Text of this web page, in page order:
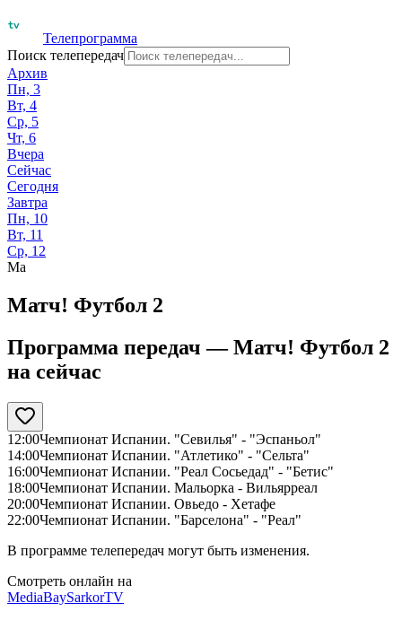
Телепрограмма
Поиск телепередач
Архив
Пн, 3
Вт, 4
Ср, 5
Чт, 6
Вчера
Сейчас
Сегодня
Завтра
Пн, 10
Вт, 11
Ср, 12
Ма
Матч! Футбол 2
Программа передач —Матч! Футбол 2
на сейчас
12:00Чемпионат Испании. "Севилья" - "Эспаньол"
14:00Чемпионат Испании. "Атлетико" - "Сельта"
16:00Чемпионат Испании. "Реал Сосьедад" - "Бетис"
18:00Чемпионат Испании. Мальорка - Вильярреал
20:00Чемпионат Испании. Овьедо - Хетафе
22:00Чемпионат Испании. "Барселона" - "Реал"
В программе телепередач могут быть изменения.
Смотреть онлайн на
MediaBaySarkorTV